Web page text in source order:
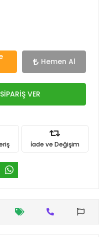
Hemen Al
VER
İade ve Değişim